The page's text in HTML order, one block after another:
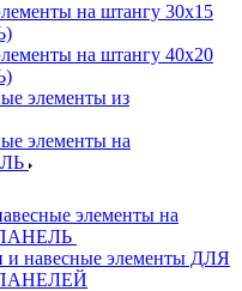
на штангу 30х15
на штангу 40х20
элементы из
элементы на
элементы на
и навесные элементы ДЛЯ